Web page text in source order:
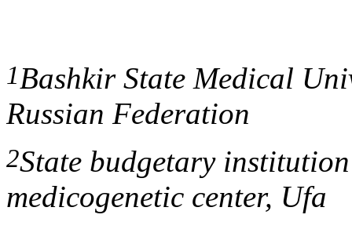
1Bashkir State Medical
Russian Federation
2State budgetary
medicogenetic center, Ufa